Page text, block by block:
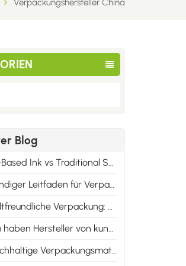
Verpackungshersteller China
Blog
Solvent Ink: Cost & Professional Advantages of Eco Printing
Verpackungsdruckmaterialien: Karton, Synthetikpapier und alle Wellpappenarten
Sie ist nicht nur umweltfreundlich, sondern auch marktgerecht.
von kundenspezifischen Verpackungen Mindestbestellmengen?
die Markenidentität im Jahr 2025 verändern werden